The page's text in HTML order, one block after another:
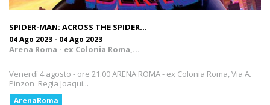
SPIDER-MAN: ACROSS THE SPIDER...
04 Ago 2023 - 04 Ago 2023
Arena Roma - ex Colonia Roma,...
Venerdì 4 agosto - ore 21.00 ARENA ROMA - ex Colonia Roma, Via A.
Pinzon Regia Joaqui...
ArenaRoma